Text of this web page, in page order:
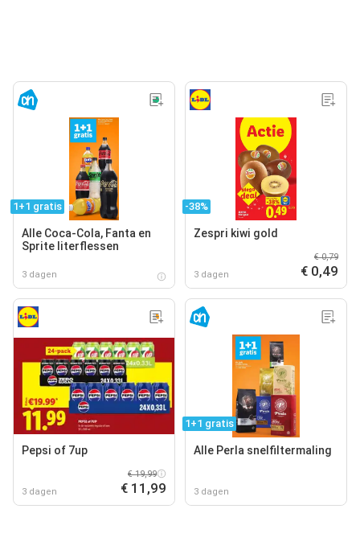
1+1 gratis
Alle Coca-Cola, Fanta en
Sprite literflessen
3 dagen
-38%
Zespri kiwi gold
3 dagen
€ 0,79
€ 0,49
Pepsi of 7up
3 dagen
€ 19,99
€ 11,99
1+1 gratis
Alle Perla snelfiltermaling
3 dagen